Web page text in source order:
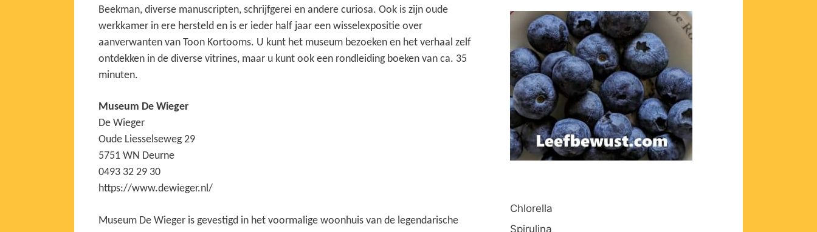
Beekman, diverse manuscripten, schrijfgerei en andere curiosa. Ook is zijn oude
werkkamer in ere hersteld en is er ieder half jaar een wisselexpositie over
aanverwanten van Toon Kortooms. U kunt het museum bezoeken en het verhaal zelf
ontdekken in de diverse vitrines, maar u kunt ook een rondleiding boeken van ca. 35
minuten.
Museum De Wieger
De Wieger
Oude Liesselseweg 29
5751 WN Deurne
0493 32 29 30
https://www.dewieger.nl/
Museum De Wieger is gevestigd in het voormalige woonhuis van de legendarische
Chlorella
Spirulina